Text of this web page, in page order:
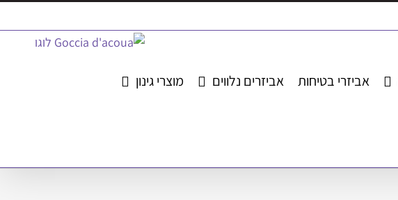
אביזרי בטיחות אביזרים נלווים מוצרי גינון